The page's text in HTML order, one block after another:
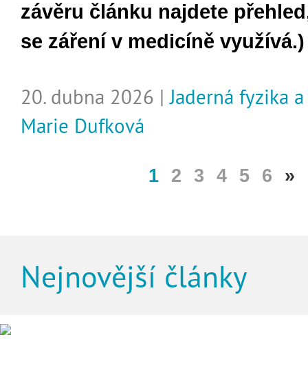
závěru článku najdete
se záření v medicíně využívá.)
20. dubna 2026 |Jaderná fyzika
Marie Dufková
1 2 3 4 5 6 »
Nejnovější články